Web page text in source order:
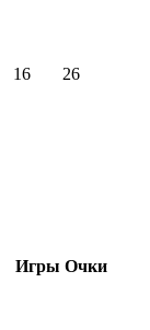
16 26
Игры Очки